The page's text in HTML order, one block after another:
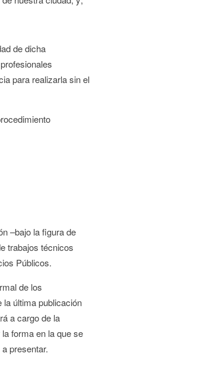
de dicha
para realizarla sin el
–bajo la figura de
trabajos técnicos
Públicos.
de los
última publicación
a cargo de la
forma en la que se
presentar.